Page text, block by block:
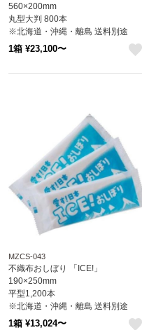
560×200mm
丸型大判 800本
※北海道・沖縄・離島 送料別途
1箱 ¥23,100〜
MZCS-043
不織布おしぼり 「ICE!」
190×250mm
平型1,200本
※北海道・沖縄・離島 送料別途
1箱 ¥13,024〜